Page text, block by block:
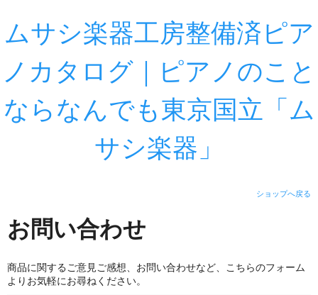
ムサシ楽器工房整備済ピア
ノカタログ｜ピアノのこと
ならなんでも東京国立「ム
サシ楽器」
ショップへ戻る
お問い合わせ
商品に関するご意見ご感想、お問い合わせなど、こちらのフォーム
よりお気軽にお尋ねください。